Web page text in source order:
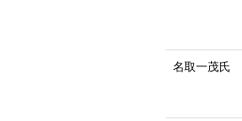
名取一茂氏